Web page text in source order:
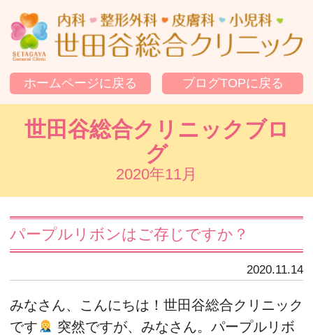
ホームページに戻る ブログTOPに戻る
世田谷総合クリニックブロ
グ
2020年11月
パープルリボンはご存じですか？
2020.11.14
みなさん、こんにちは！世田谷総合クリニック
です
突然ですが、みなさん。パープルリボ